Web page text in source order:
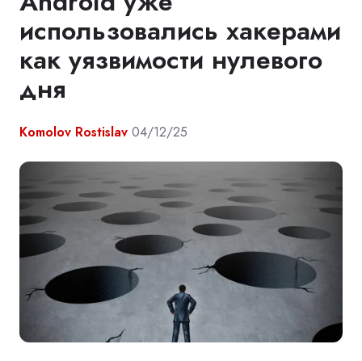
использовались хакерами
как уязвимости нулевого
дня
Komolov Rostislav 04/12/25